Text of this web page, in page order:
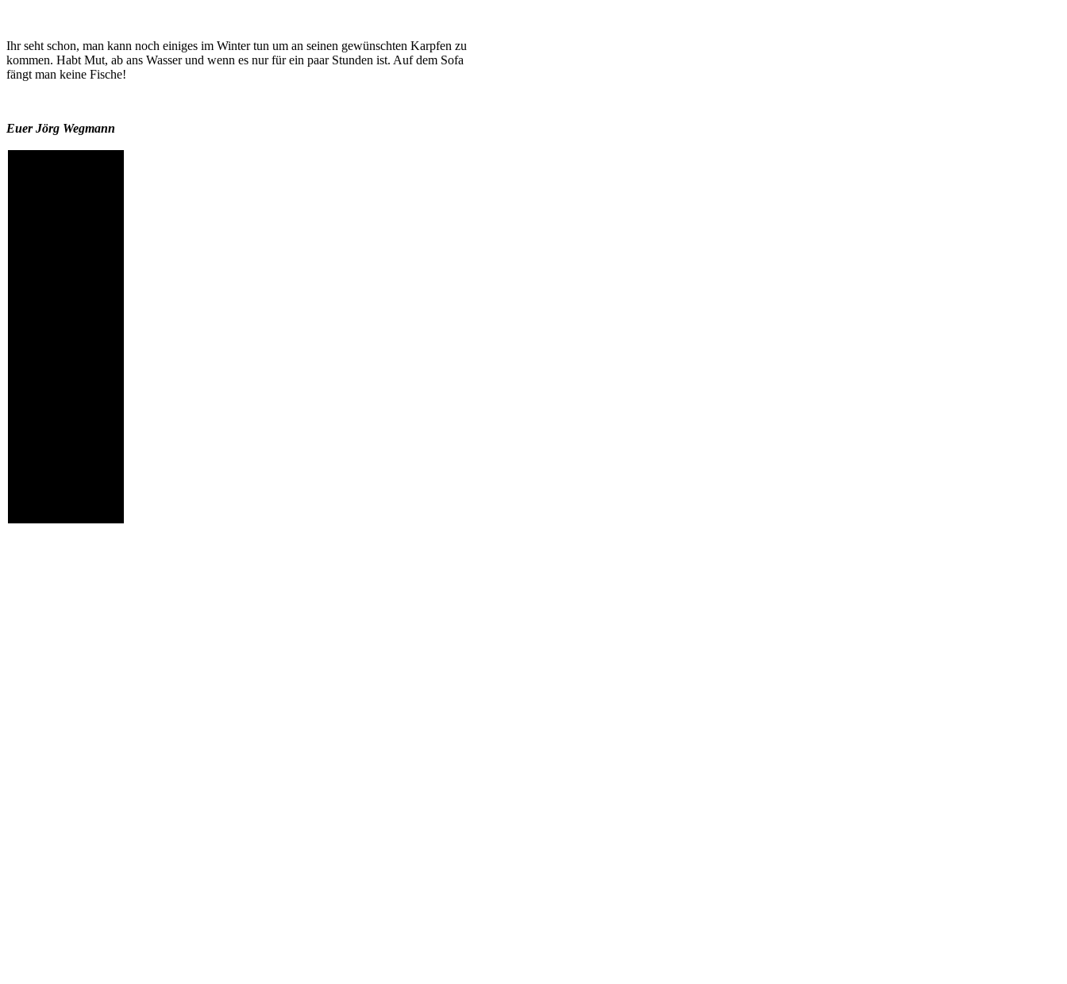
Ihr seht schon, man kann noch einiges im Winter tun um an seinen gewünschten Karpfen zu
kommen. Habt Mut, ab ans Wasser und wenn es nur für ein paar Stunden ist. Auf dem Sofa
fängt man keine Fische!
Euer Jörg Wegmann